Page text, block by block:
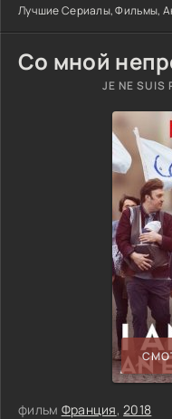
Лучшие Сериалы, Фильмы,
Со мной
JE NE SUIS
фильм Франция,2018